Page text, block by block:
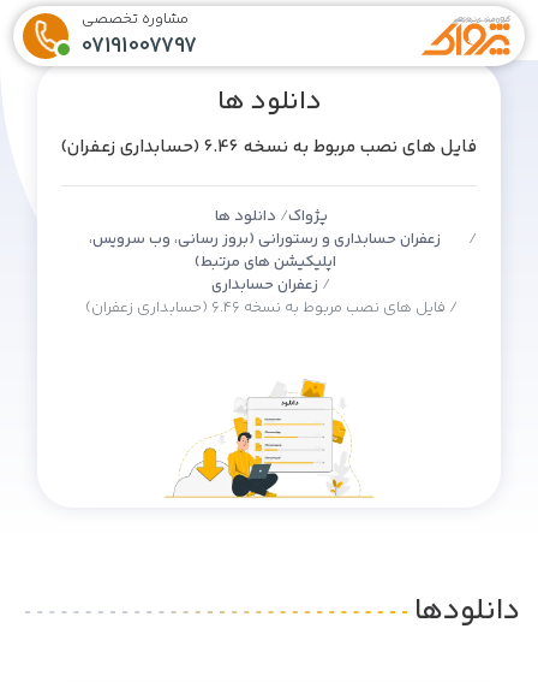
مشاوره تخصصی
07191007797
دانلود ها
فایل های نصب مربوط به نسخه 6.46 (حسابداری زعفران)
پژواک دانلود ها
زعفران حسابداری و رستورانی (بروز رسانی، وب سرویس،
اپلیکیشن های مرتبط)
زعفران حسابداری
فایل های نصب مربوط به نسخه 6.46 (حسابداری زعفران)
دانلودها